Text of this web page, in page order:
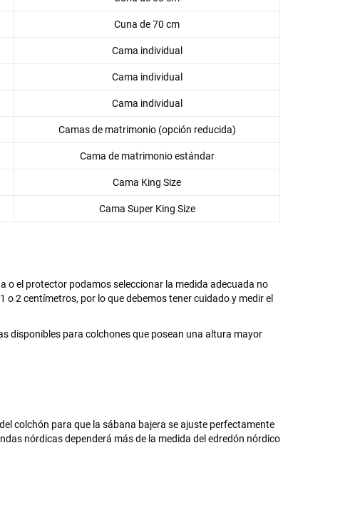
Cuna de 70 cm
Cama individual
Cama individual
Cama individual
Camas de matrimonio (opción reducida)
Cama de matrimonio estándar
Cama King Size
Cama Super King Size
o el protector podamos seleccionar la medida adecuada no
2 centímetros, por lo que debemos tener cuidado y medir el
disponibles para colchones que posean una altura mayor
colchón para que la sábana bajera se ajuste perfectamente
nórdicas dependerá más de la medida del edredón nórdico